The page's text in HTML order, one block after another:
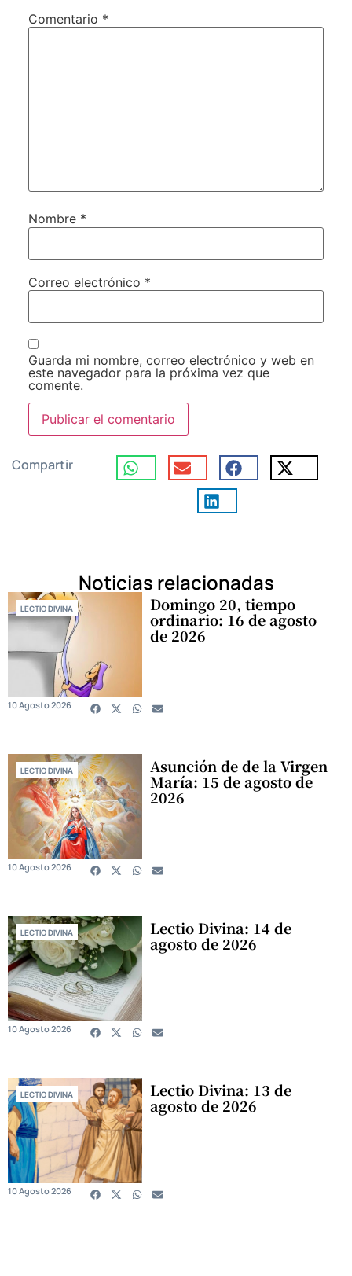
Comentario *
Nombre *
Correo electrónico *
Guarda mi nombre, correo electrónico y web en
este navegador para la próxima vez que
comente.
Compartir
Noticias relacionadas
LECTIO DIVINA Domingo 20, tiempo
ordinario: 16 de agosto
de 2026
10 Agosto 2026
LECTIO DIVINA Asunción de de la Virgen
María: 15 de agosto de
2026
10 Agosto 2026
LECTIO DIVINA Lectio Divina: 14 de
agosto de 2026
10 Agosto 2026
LECTIO DIVINA Lectio Divina: 13 de
agosto de 2026
10 Agosto 2026